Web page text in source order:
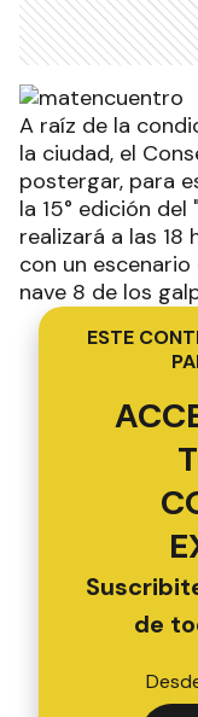
A raíz de la
la ciudad, el
postergar, para
la 15° edición
realizará a las
con un
nave 8 de los
ESTE
de